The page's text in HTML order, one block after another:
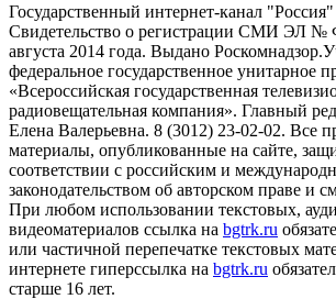
Государственный интернет-канал
Cвидетельство о регистрации СМИ ЭЛ №
августа 2014 года. Выдано
федеральное государственное унитарное
«Всероссийская государственная
радиовещательная компания». Главный
Елена Валерьевна. 8 (3012) 23-02-02. Все
материалы, опубликованные на сайте,
соответствии с российским и
законодательством об авторском праве и
При любом использовании текстовых,
видеоматериалов ссылка на bgtrk.ru
или частичной перепечатке текстовых
интернете гиперссылка на bgtrk.ru
старше 16 лет.